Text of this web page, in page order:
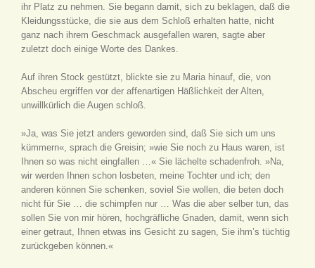
ihr Platz zu nehmen. Sie begann damit, sich zu beklagen, daß die
Kleidungsstücke, die sie aus dem Schloß erhalten hatte, nicht
ganz nach ihrem Geschmack ausgefallen waren, sagte aber
zuletzt doch einige Worte des Dankes.
Auf ihren Stock gestützt, blickte sie zu Maria hinauf, die, von
Abscheu ergriffen vor der affenartigen Häßlichkeit der Alten,
unwillkürlich die Augen schloß.
»Ja, was Sie jetzt anders geworden sind, daß Sie sich um uns
kümmern«, sprach die Greisin; »wie Sie noch zu Haus waren, ist
Ihnen so was nicht eingfallen …« Sie lächelte schadenfroh. »Na,
wir werden Ihnen schon losbeten, meine Tochter und ich; den
anderen können Sie schenken, soviel Sie wollen, die beten doch
nicht für Sie … die schimpfen nur … Was die aber selber tun, das
sollen Sie von mir hören, hochgräfliche Gnaden, damit, wenn sich
einer getraut, Ihnen etwas ins Gesicht zu sagen, Sie ihm’s tüchtig
zurückgeben können.«